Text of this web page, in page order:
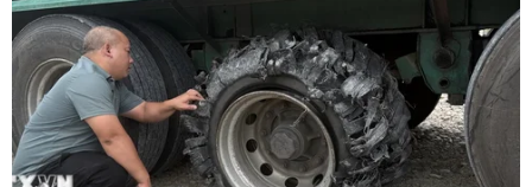
#Bệnh viện K #Ông Gareth Ward
#Astrazeneca
#Bệnh ung thư
#Thử nghiệm lâm sàng #Ung thư vú